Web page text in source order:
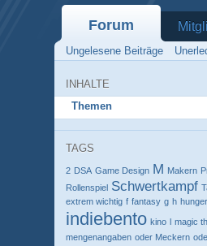
Forum
Ungelesene Beiträge
INHALTE
Themen
TAGS
2 DSA Game Design M Makern
Rollenspiel Schwertkampf
extrem wichtig f fantasy g h hunger
indiebento kino l magic
mengenangaben oder Meckern